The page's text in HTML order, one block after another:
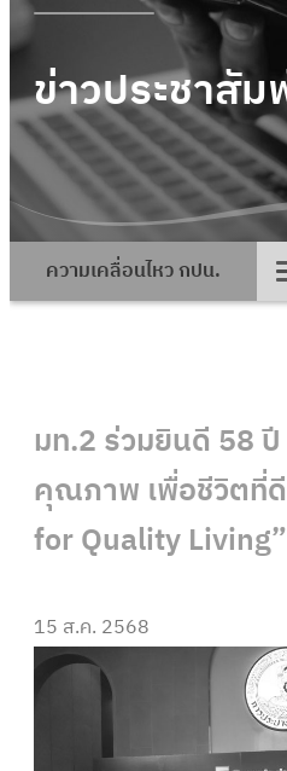
ข่าวประชาสั
ความเคลื่อนไหว กปน.
มท.2 ร่วมยินดี 58
คุณภาพ เพื่อชีวิตที่
for Quality Living”
15 ส.ค. 2568